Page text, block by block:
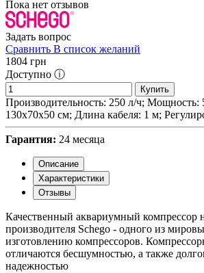
Пока нет отзывов
Задать вопрос
Сравнить В список желаний
1804 грн
Доступно ⓘ
Купить
Производительность: 250 л/ч; Мощность:
130х70х50 см; Длина кабеля: 1 м;
Гарантия: 24 месяца
Описание
Характеристики
Отзывы
Качественный аквариумный компрессор
производителя Schego - одного из
изготовлению компрессоров.
отличаются бесшумностью, а также
надежностью